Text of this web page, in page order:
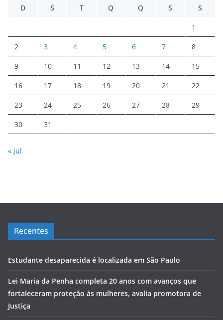
D
S T Q Q S S
1
2 3 4 5 6 7 8
9 10 11 12 13 14 15
16 17 18 19 20 21 22
23 24 25 26 27 28 29
30 31
« jul
Recentes
Estudante desaparecida é localizada em São Paulo
Lei Maria da Penha completa 20 anos com avanços que
fortaleceram proteção às mulheres, avalia promotora de
Justiça